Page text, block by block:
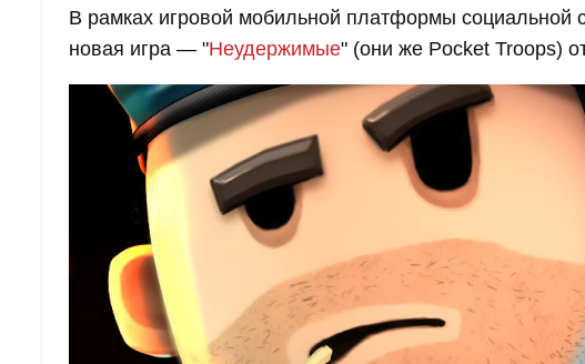
В рамках игровой мобильной платформы социальной
новая игра — "Неудержимые" (они же Pocket Troops)